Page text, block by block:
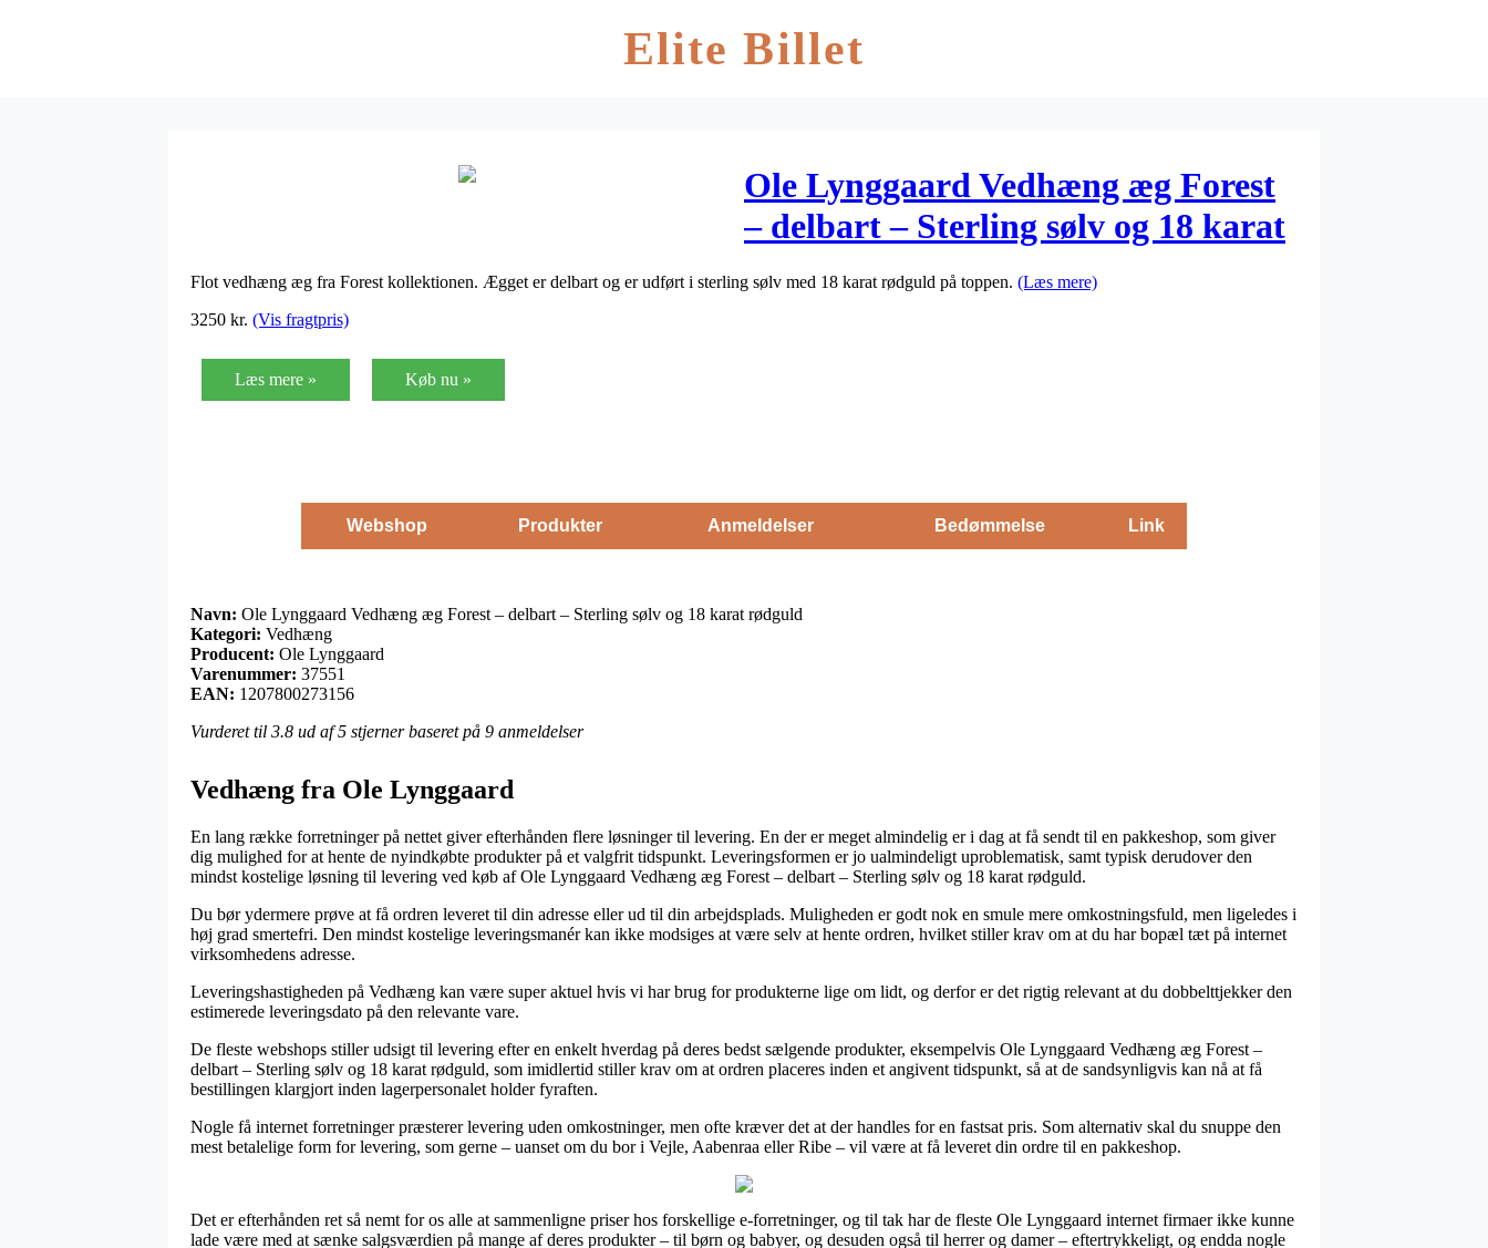
Elite Billet
Ole Lynggaard Vedhæng æg Forest
– delbart – Sterling sølv og 18 karat
rødguld
Flot vedhæng æg fra Forest kollektionen. Ægget er delbart og er udført i sterling sølv med 18 karat rødguld på toppen. (Læs mere)
3250 kr. (Vis fragtpris)
Læs mere » Køb nu »
Webshop Produkter Anmeldelser Bedømmelse Link
Navn: Ole Lynggaard Vedhæng æg Forest – delbart – Sterling sølv og 18 karat rødguld
Kategori: Vedhæng
Producent: Ole Lynggaard
Varenummer: 37551
EAN: 1207800273156
Vurderet til 3.8 ud af 5 stjerner baseret på 9 anmeldelser
Vedhæng fra Ole Lynggaard
En lang række forretninger på nettet giver efterhånden flere løsninger til levering. En der er meget almindelig er i dag at få sendt til en pakkeshop, som giver
dig mulighed for at hente de nyindkøbte produkter på et valgfrit tidspunkt. Leveringsformen er jo ualmindeligt uproblematisk, samt typisk derudover den
mindst kostelige løsning til levering ved køb af Ole Lynggaard Vedhæng æg Forest – delbart – Sterling sølv og 18 karat rødguld.
Du bør ydermere prøve at få ordren leveret til din adresse eller ud til din arbejdsplads. Muligheden er godt nok en smule mere omkostningsfuld, men ligeledes i
høj grad smertefri. Den mindst kostelige leveringsmanér kan ikke modsiges at være selv at hente ordren, hvilket stiller krav om at du har bopæl tæt på internet
virksomhedens adresse.
Leveringshastigheden på Vedhæng kan være super aktuel hvis vi har brug for produkterne lige om lidt, og derfor er det rigtig relevant at du dobbelttjekker den
estimerede leveringsdato på den relevante vare.
De fleste webshops stiller udsigt til levering efter en enkelt hverdag på deres bedst sælgende produkter, eksempelvis Ole Lynggaard Vedhæng æg Forest –
delbart – Sterling sølv og 18 karat rødguld, som imidlertid stiller krav om at ordren placeres inden et angivent tidspunkt, så at de sandsynligvis kan nå at få
bestillingen klargjort inden lagerpersonalet holder fyraften.
Nogle få internet forretninger præsterer levering uden omkostninger, men ofte kræver det at der handles for en fastsat pris. Som alternativ skal du snuppe den
mest betalelige form for levering, som gerne – uanset om du bor i Vejle, Aabenraa eller Ribe – vil være at få leveret din ordre til en pakkeshop.
Det er efterhånden ret så nemt for os alle at sammenligne priser hos forskellige e-forretninger, og til tak har de fleste Ole Lynggaard internet firmaer ikke kunne
lade være med at sænke salgsværdien på mange af deres produkter – til børn og babyer, og desuden også til herrer og damer – eftertrykkeligt, og endda nogle